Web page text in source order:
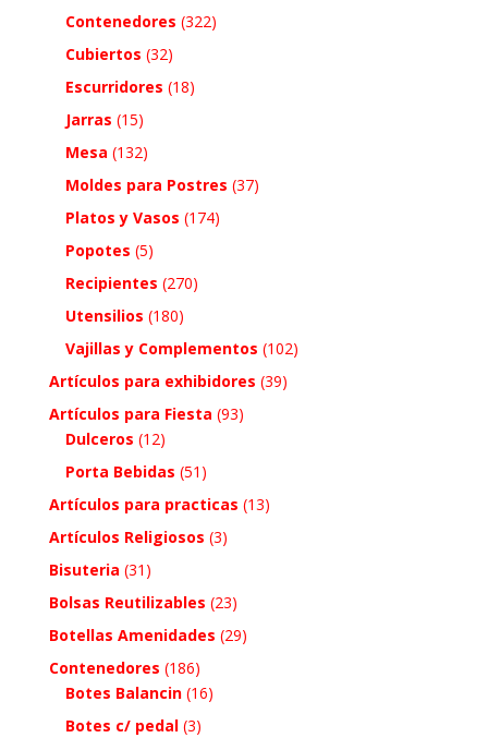
Contenedores (322)
Cubiertos (32)
Escurridores (18)
Jarras (15)
Mesa (132)
Moldes para Postres (37)
Platos y Vasos (174)
Popotes (5)
Recipientes (270)
Utensilios (180)
Vajillas y Complementos (102)
Artículos para exhibidores (39)
Artículos para Fiesta (93)
Dulceros (12)
Porta Bebidas (51)
Artículos para practicas (13)
Artículos Religiosos (3)
Bisuteria (31)
Bolsas Reutilizables (23)
Botellas Amenidades (29)
Contenedores (186)
Botes Balancin (16)
Botes c/ pedal (3)